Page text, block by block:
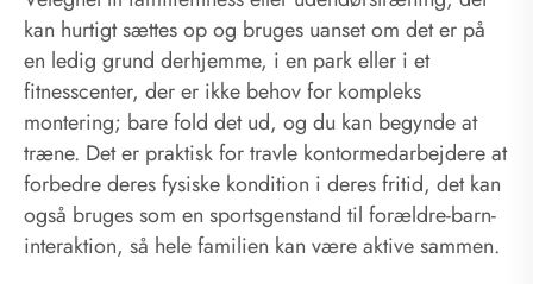
kan hurtigt sættes op og bruges uanset om det er på
en ledig grund derhjemme, i en park eller i et
fitnesscenter, der er ikke behov for kompleks
montering; bare fold det ud, og du kan begynde at
træne. Det er praktisk for travle kontormedarbejdere at
forbedre deres fysiske kondition i deres fritid, det kan
også bruges som en sportsgenstand til forældre-barn-
interaktion, så hele familien kan være aktive sammen.